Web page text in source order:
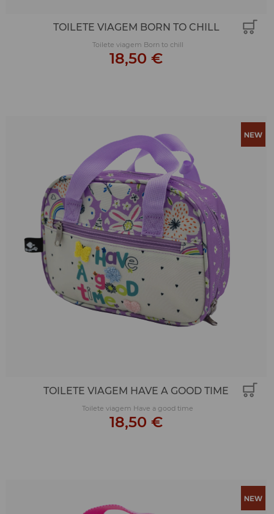
TOILETE VIAGEM BORN TO CHILL
Toilete viagem Born to chill
18,50 €
TOILETE VIAGEM HAVE A GOOD TIME
Toilete viagem Have a good time
18,50 €